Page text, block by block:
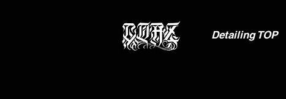
Detailing TOP